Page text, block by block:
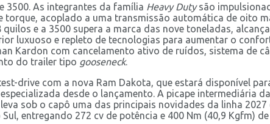
3500. As integrantes da família Heavy Dutysão
acoplado a uma transmissão automática de oito
e a 3500 supera a marca das nove toneladas,
luxuoso e repleto de tecnologias para aumentar o
Kardon com cancelamento ativo de ruídos, sistema de
do trailer tipo gooseneck.
drive com a nova Ram Dakota, que estará disponível
desde o lançamento. A picape intermediária
sob o capô uma das principais novidades da linha
entregando 272 cv de potência e 400 Nm (40,9 Kgfm)